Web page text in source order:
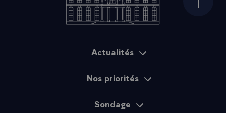
Haut
Actualités
Nos priorités
Sondage